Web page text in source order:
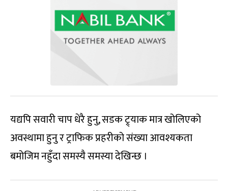
यद्यपि सवारी चाप धेरै हुनु, सडक ट्र्याक मात्र खोलिएको
अवस्थामा हुनु र ट्राफिक प्रहरीको संख्या आवश्यकता
बमोजिम नहुँदा समस्यै समस्या देखिन्छ ।